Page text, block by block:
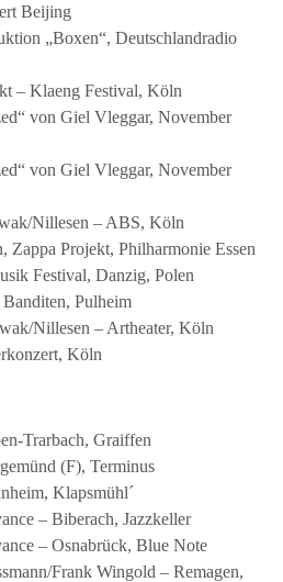
Beijing
„Boxen“, Deutschlandradio
– Klaeng Festival, Köln
von Giel Vleggar, November
von Giel Vleggar, November
Nillesen – ABS, Köln
Projekt, Philharmonie Essen
Festival, Danzig, Polen
Pulheim
Nillesen – Artheater, Köln
Köln
Trarbach, Graiffen
(F), Terminus
Klapsmühl´
– Biberach, Jazzkeller
– Osnabrück, Blue Note
Frank Wingold – Remagen,